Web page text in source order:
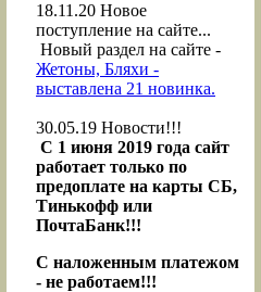
18.11.20 Новое
поступление на сайте...
Новый раздел на сайте -
Жетоны, Бляхи -
выставлена 21 новинка.
30.05.19 Новости!!!
С 1 июня 2019 года сайт
работает только по
предоплате на карты СБ,
Тинькофф или
ПочтаБанк!!!
С наложенным платежом
- не работаем!!!